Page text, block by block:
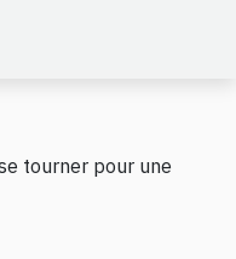
tourner pour une